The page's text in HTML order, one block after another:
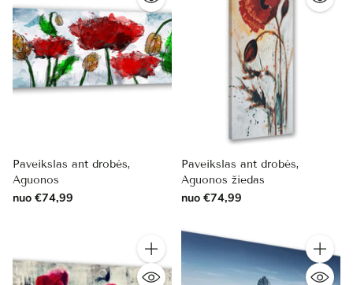
Paveikslas ant drobės,
Aguonos
nuo €74,99
Paveikslas ant drobės,
Aguonos žiedas
nuo €74,99
Kiekis Kiekis